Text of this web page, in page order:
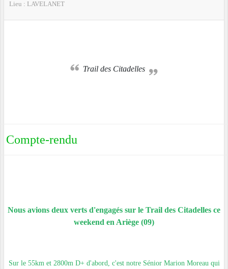
Lieu : LAVELANET
Trail des Citadelles
Compte-rendu
Nous avions deux verts d'engagés sur le Trail des Citadelles ce
weekend en Ariège (09)
Sur le 55km et 2800m D+ d'abord, c'est notre Sénior Marion Moreau qui